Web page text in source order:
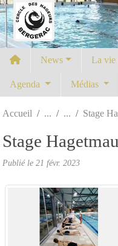
News La vie
Agenda Médias
Accueil Stage
Stage
Publié le 21 févr. 2023
Panneau de gestion des